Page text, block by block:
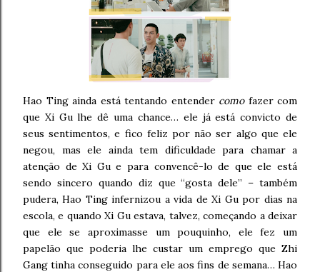
Hao Ting ainda está tentando entender comofazer com
que Xi Gu lhe dê uma chance… ele já está convicto de
seus sentimentos, e fico feliz por não ser algo que ele
negou, mas ele ainda tem dificuldade para chamar a
atenção de Xi Gu e para convencê-lo de que ele está
sendo sincero quando diz que “gosta dele” – também
pudera, Hao Ting infernizou a vida de Xi Gu por dias na
escola, e quando Xi Gu estava, talvez, começando a deixar
que ele se aproximasse um pouquinho, ele fez um
papelão que poderia lhe custar um emprego que Zhi
Gang tinha conseguido para ele aos fins de semana… Hao